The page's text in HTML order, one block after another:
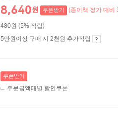
8,640원 쿠폰받기 (종이책 정가 대비
480원 (5% 적립)
5만원이상 구매 시 2천원 추가적립
쿠폰받기
주문금액대별 할인쿠폰